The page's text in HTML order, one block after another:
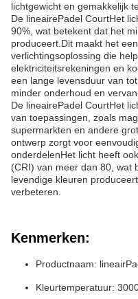
lichtgewicht en gemakkelijk
De lineairePadel CourtHet
90%, wat betekent dat het
produceert.Dit maakt het
verlichtingsoplossing die
elektriciteitsrekeningen en
een lange levensduur van
minder onderhoud en
De lineairePadel CourtHet
van toepassingen, zoals
supermarkten en andere
ontwerp zorgt voor
onderdelenHet licht heeft
(CRI) van meer dan 80, wat
levendige kleuren
verbeteren.
Kenmerken:
Productnaam: lineair
Kleurtemperatuur: